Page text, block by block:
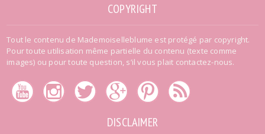
COPYRIGHT
Tout le contenu de Mademoiselleblume est protégé par copyright.
Pour toute utilisation même partielle du contenu (texte comme
images) ou pour toute question, s’il vous plait contactez-nous.
DISCLAIMER